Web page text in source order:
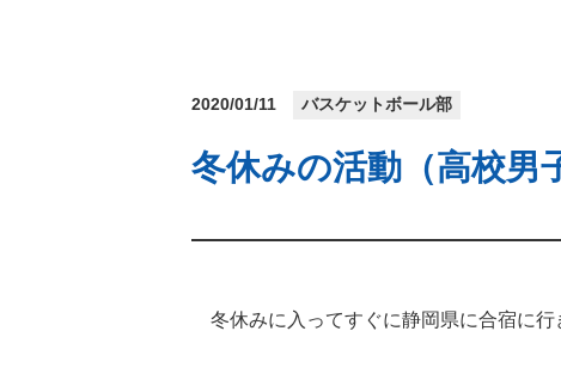
2020/01/11 バスケットボール部
冬休みの活動（高校男
冬休みに入ってすぐに静岡県に合宿に行